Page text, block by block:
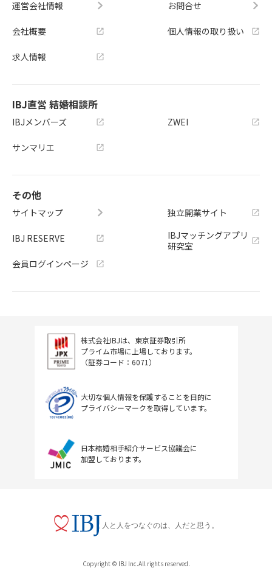
運営会社情報
会社概要
求人情報
お問合せ
個人情報の取り扱い
IBJ直営 結婚相談所
IBJメンバーズ
サンマリエ
ZWEI
その他
サイトマップ
IBJ RESERVE
会員ログインページ
独立開業サイト
IBJマッチングアプリ
研究室
株式会社IBJは、東京証券取引所
プライム市場に上場しております。
（証券コード：6071）
大切な個人情報を保護することを目的に
プライバシーマークを取得しています。
日本結婚相手紹介サービス協議会に
加盟しております。
人と人をつなぐのは、人だと思う。
Copyright © IBJ Inc.All rights reserved.